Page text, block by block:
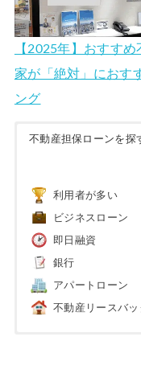
【2025年】おすす
家が「絶対」におす
ング
不動産担保ローンを探
利用者が多い
ビジネスローン
即日融資
銀行
アパートローン
不動産リースバッ